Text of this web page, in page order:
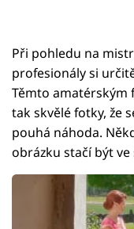
Při pohledu na
profesionály si
Těmto
tak skvělé fotky, že
pouhá náhoda.
obrázku stačí být